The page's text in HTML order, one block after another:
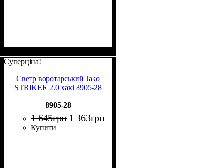
Суперціна!
Светр воротарський Jako
STRIKER 2.0 хакі 8905-28
8905-28
1 645грн 1 363грн
Купити